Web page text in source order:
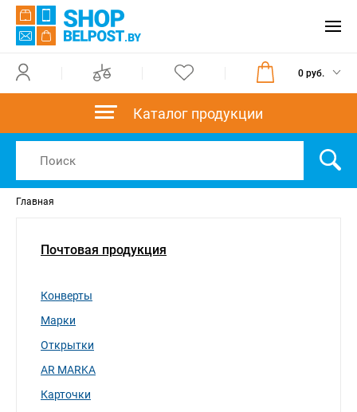
0 руб.
Каталог продукции
Главная
Почтовая продукция
Конверты
Марки
Открытки
AR MARKA
Карточки